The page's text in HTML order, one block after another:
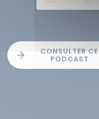
CONSULTER CE
PODCAST